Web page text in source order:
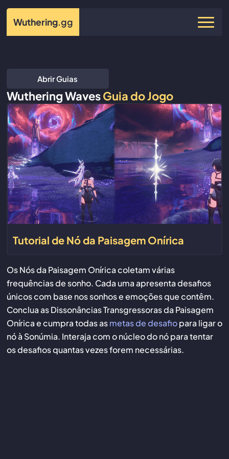
Wuthering.gg
Abrir Guias
Wuthering WavesGuia do Jogo
Tutorial de Nó da Paisagem Onírica
Os Nós da Paisagem Onírica coletam várias
frequências de sonho. Cada uma apresenta desafios
únicos com base nos sonhos e emoções que contêm.
Conclua as Dissonâncias Transgressoras da Paisagem
Onírica e cumpra todas asmetas de desafiopara ligar o
nó à Sonúmia. Interaja com o núcleo do nó para tentar
os desafios quantas vezes forem necessárias.